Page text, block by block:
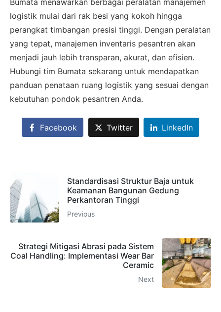
Bumata menawarkan berbagai peralatan manajemen
logistik mulai dari rak besi yang kokoh hingga
perangkat timbangan presisi tinggi. Dengan peralatan
yang tepat, manajemen inventaris pesantren akan
menjadi jauh lebih transparan, akurat, dan efisien.
Hubungi tim Bumata sekarang untuk mendapatkan
panduan penataan ruang logistik yang sesuai dengan
kebutuhan pondok pesantren Anda.
Facebook Twitter LinkedIn
Standardisasi Struktur Baja untuk
Keamanan Bangunan Gedung
Perkantoran Tinggi
Previous
Strategi Mitigasi Abrasi pada Sistem
Coal Handling: Implementasi Wear Bar
Ceramic
Next
SALES ASSISTANCE
Hubungi Tim Sales
Konsultasikan kebutuhan proyek Anda, dapatkan
estimasi cepat via WhatsApp.
Admin 1
6281310045708
CHAT
Admin 2
62811893101